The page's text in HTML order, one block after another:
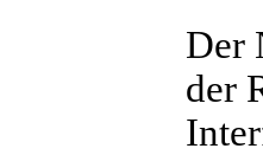
Der
der